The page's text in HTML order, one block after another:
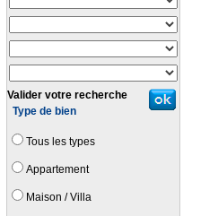
Valider votre recherche
Type de bien
Tous les types
Appartement
Maison / Villa